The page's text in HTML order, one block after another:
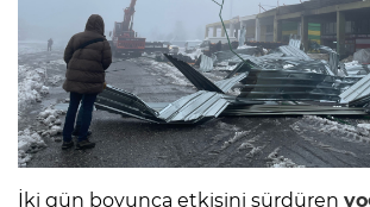
İki gün boyunca etkisini sürdüren